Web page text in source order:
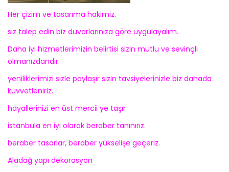
Her çizim ve tasarıma hakimiz.
siz talep edin biz duvarlarınıza göre uygulayalım.
Daha iyi hizmetlerimizin belirtisi sizin mutlu ve sevinçli
olmanızdandır.
yeniliklerimizi sizle paylaşır sizin tavsiyelerinizle biz dahada
kuvvetleniriz.
hayallerinizi en üst mercii ye taşır
istanbula en iyi olarak beraber tanınırız.
beraber tasarlar, beraber yükselişe geçeriz.
Aladağ yapı dekorasyon